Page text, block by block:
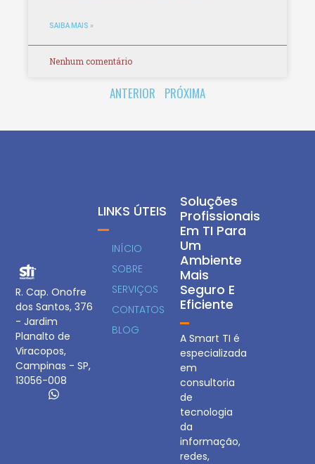
SAIBA MAIS »
Nenhum comentário
ANTERIOR PRÓXIMA
R. Cap. Onofre
dos Santos, 376
- Jardim
Planalto de
Viracopos,
Campinas - SP,
13056-008
Soluções
Profissionais
Em TI Para
Um
Ambiente
Mais
Seguro E
Eficiente
A Smart TI é
especializada
em
consultoria
de
tecnologia
da
informação,
redes,
LINKS ÚTEIS
INÍCIO
SOBRE
SERVIÇOS
CONTATOS
BLOG